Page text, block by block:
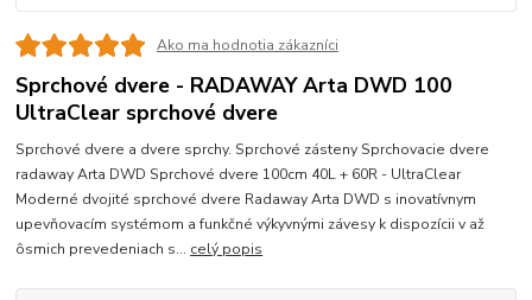
Ako ma hodnotia zákazníci
Sprchové dvere - RADAWAY Arta DWD 100
UltraClear sprchové dvere
Sprchové dvere a dvere sprchy. Sprchové zásteny Sprchovacie dvere
radaway Arta DWD Sprchové dvere 100cm 40L + 60R - UltraClear
Moderné dvojité sprchové dvere Radaway Arta DWD s inovatívnym
upevňovacím systémom a funkčné výkyvnými závesy k dispozícii v až
ôsmich prevedeniach s... celý popis